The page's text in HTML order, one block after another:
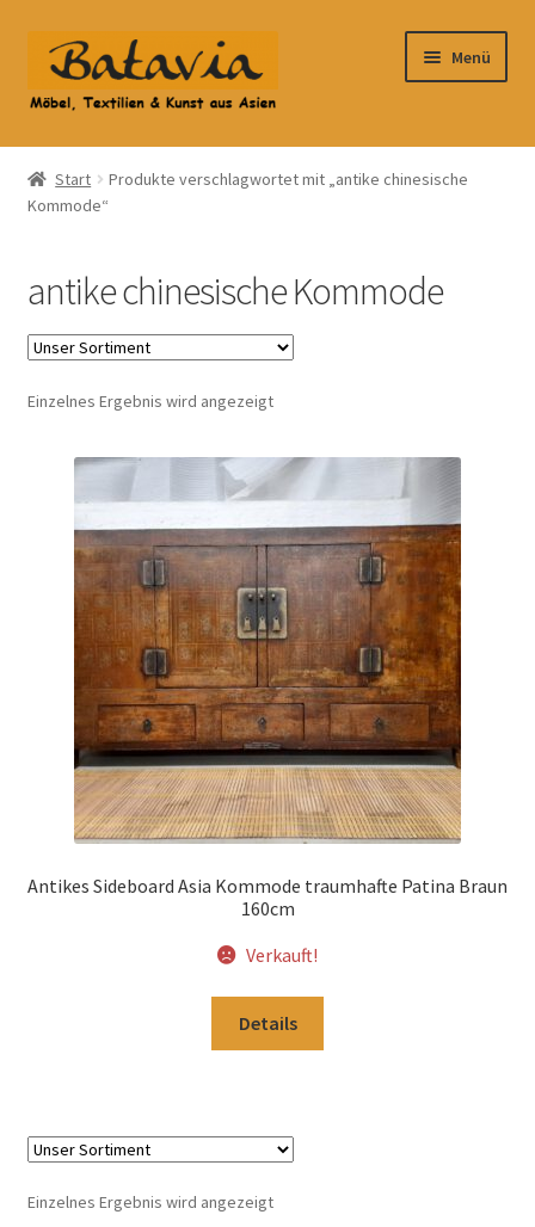
Zur
Navigation
springen
Zum
Inhalt
springen
Menü
Start
Accessoires
Anfahrt
Datenschutzbelehrung
Datenschutzerklärung
Heimtextilien
Impressum
Kolonialmöbel
Kontakt
Mein Konto
Versandkosten und Zahlungsbedingungen
Widerrufsbelehrung
Start
Produkte verschlagwortet mit „antike chinesische
Kommode“
antike chinesische Kommode
Einzelnes Ergebnis wird angezeigt
Antikes Sideboard Asia Kommode traumhafte Patina Braun
160cm
Verkauft!
Details
Einzelnes Ergebnis wird angezeigt